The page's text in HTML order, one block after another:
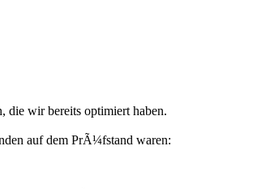
die wir bereits optimiert haben.
auf dem PrÃ¼fstand waren: